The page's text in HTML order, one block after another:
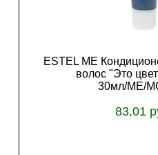
ESTEL ME
волос "Это
30мл/ME/
83,01
В